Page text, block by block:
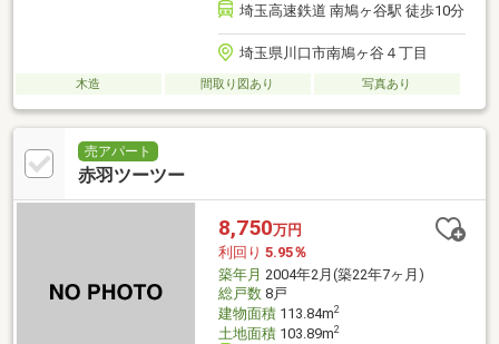
埼玉高速鉄道 南鳩ヶ谷駅 徒歩10分
埼玉県川口市南鳩ヶ谷４丁目
木造 間取り図あり 写真あり
売アパート
赤羽ツーツー
8,750万円
利回り 5.95％
築年月 2004年2月(築22年7ヶ月)
総戸数8戸
建物面積113.84m2
土地面積103.89m2